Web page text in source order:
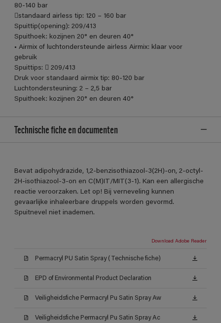
80-140 bar
standaard airless tip: 120 – 160 bar
Spuittip(opening): 209/413
Spuithoek: kozijnen 20° en deuren 40°
• Airmix of luchtondersteunde airless Airmix: klaar voor
gebruik
Spuittips:  209/413
Druk voor standaard airmix tip: 80-120 bar
Luchtondersteuning: 2 – 2,5 bar
Spuithoek: kozijnen 20° en deuren 40°
Technische fiche en documenten
Bevat adipohydrazide, 1,2-benzisothiazool-3(2H)-on, 2-octyl-
2H-isothiazool-3-on en C(M)IT/MIT(3-1). Kan een allergische
reactie veroorzaken. Let op! Bij verneveling kunnen
gevaarlijke inhaleerbare druppels worden gevormd.
Spuitnevel niet inademen.
Download Adobe Reader
Permacryl PU Satin Spray (Technische fiche)
EPD of Environmental Product Declaration
Veiligheidsfiche Permacryl Pu Satin Spray Aw
Veiligheidsfiche Permacryl Pu Satin Spray Ac